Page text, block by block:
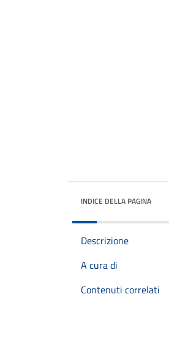
INDICE DELLA PAGINA
Descrizione
A cura di
Contenuti correlati